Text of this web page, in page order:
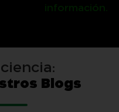
información.
Blogs